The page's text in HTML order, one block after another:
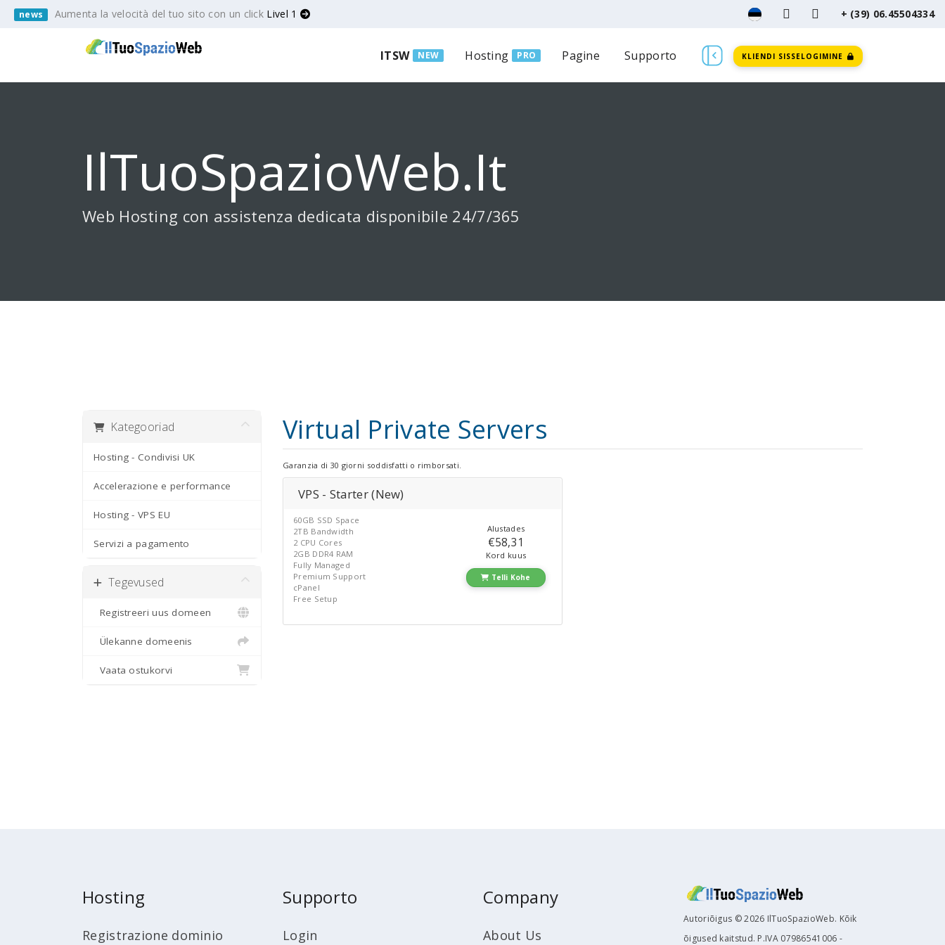
news Aumenta la velocità del tuo sito con un click Livel 1 + (39) 06.45504334
ITSW NEW Hosting PRO Pagine Supporto KLIENDI SISSELOGIMINE
IlTuoSpazioWeb.it
Web Hosting con assistenza dedicata disponibile 24/7/365
Kategooriad
Hosting - Condivisi UK
Accelerazione e performance
Hosting - VPS EU
Servizi a pagamento
Tegevused
Registreeri uus domeen
Ülekanne domeenis
Vaata ostukorvi
Virtual Private Servers
Garanzia di 30 giorni soddisfatti o rimborsati.
VPS - Starter (New)
60GB SSD Space
2TB Bandwidth
2 CPU Cores
2GB DDR4 RAM
Fully Managed
Premium Support
cPanel
Free Setup
Alustades
€58,31
Kord kuus
Telli Kohe
Hosting
Registrazione dominio
Supporto
Login
Company
About Us
Autoriõigus © 2026 IlTuoSpazioWeb. Kõik
õigused kaitstud. P.IVA 07986541006 -